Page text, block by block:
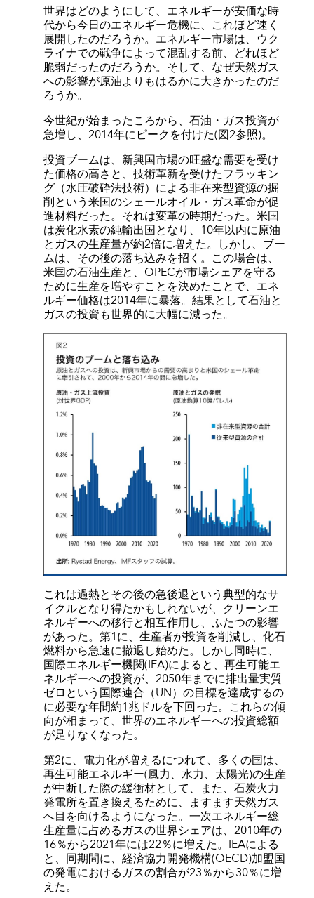
世界はどのようにして、エネルギーが安価な時
代から今日のエネルギー危機に、これほど速く
展開したのだろうか。エネルギー市場は、ウク
ライナでの戦争によって混乱する前、どれほど
脆弱だったのだろうか。そして、なぜ天然ガス
への影響が原油よりもはるかに大きかったのだ
ろうか。
今世紀が始まったころから、石油・ガス投資が
急増し、2014年にピークを付けた(図2参照)。
投資ブームは、新興国市場の旺盛な需要を受け
た価格の高さと、技術革新を受けたフラッキン
グ（水圧破砕法技術）による非在来型資源の掘
削という米国のシェールオイル・ガス革命が促
進材料だった。それは変革の時期だった。米国
は炭化水素の純輸出国となり、10年以内に原油
とガスの生産量が約2倍に増えた。しかし、ブー
ムは、その後の落ち込みを招く。この場合は、
米国の石油生産と、OPECが市場シェアを守る
ために生産を増やすことを決めたことで、エネ
ルギー価格は2014年に暴落。結果として石油と
ガスの投資も世界的に大幅に減った。
これは過熱とその後の急後退という典型的なサ
イクルとなり得たかもしれないが、クリーンエ
ネルギーへの移行と相互作用し、ふたつの影響
があった。第1に、生産者が投資を削減し、化石
燃料から急速に撤退し始めた。しかし同時に、
国際エネルギー機関(IEA)によると、再生可能エ
ネルギーへの投資が、2050年までに排出量実質
ゼロという国際連合（UN）の目標を達成するの
に必要な年間約1兆ドルを下回った。これらの傾
向が相まって、世界のエネルギーへの投資総額
が足りなくなった。
第2に、電力化が増えるにつれて、多くの国は、
再生可能エネルギー(風力、水力、太陽光)の生産
が中断した際の緩衝材として、また、石炭火力
発電所を置き換えるために、ますます天然ガス
へ目を向けるようになった。一次エネルギー総
生産量に占めるガスの世界シェアは、2010年の
16％から2021年には22％に増えた。IEAによる
と、同期間に、経済協力開発機構(OECD)加盟国
の発電におけるガスの割合が23％から30％に増
えた。